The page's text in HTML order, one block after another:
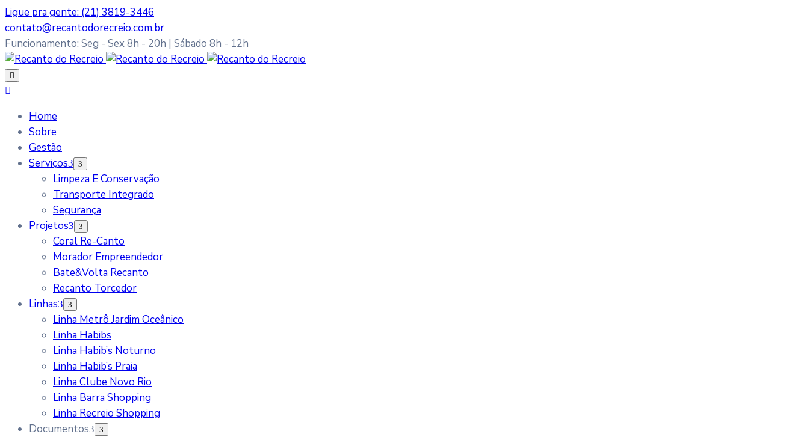
Ligue pra gente: (21) 3819-3446
contato@recantodorecreio.com.br
Funcionamento: Seg - Sex 8h - 20h | Sábado 8h - 12h
Home
Sobre
Gestão
Serviços
Limpeza E Conservação
Transporte Integrado
Segurança
Projetos
Coral Re-Canto
Morador Empreendedor
Bate&Volta Recanto
Recanto Torcedor
Linhas
Linha Metrô Jardim Oceânico
Linha Habibs
Linha Habib’s Noturno
Linha Habib’s Praia
Linha Clube Novo Rio
Linha Barra Shopping
Linha Recreio Shopping
Documentos